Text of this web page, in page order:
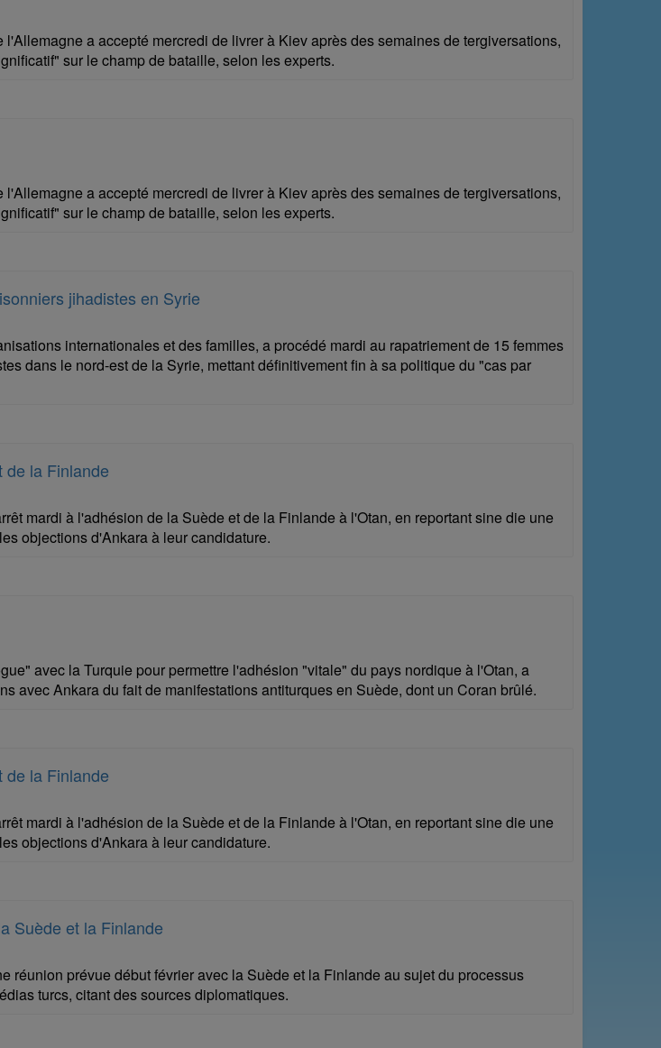
l'Allemagne a accepté mercredi de livrer à Kiev après des semaines de tergiversations,
sur le champ de bataille, selon les experts.
l'Allemagne a accepté mercredi de livrer à Kiev après des semaines de tergiversations,
sur le champ de bataille, selon les experts.
jihadistes en Syrie
internationales et des familles, a procédé mardi au rapatriement de 15 femmes
dans le nord-est de la Syrie, mettant définitivement fin à sa politique du "cas par
de la Finlande
mardi à l'adhésion de la Suède et de la Finlande à l'Otan, en reportant sine die une
objections d'Ankara à leur candidature.
avec la Turquie pour permettre l'adhésion "vitale" du pays nordique à l'Otan, a
avec Ankara du fait de manifestations antiturques en Suède, dont un Coran brûlé.
de la Finlande
mardi à l'adhésion de la Suède et de la Finlande à l'Otan, en reportant sine die une
objections d'Ankara à leur candidature.
Suède et la Finlande
réunion prévue début février avec la Suède et la Finlande au sujet du processus
turcs, citant des sources diplomatiques.